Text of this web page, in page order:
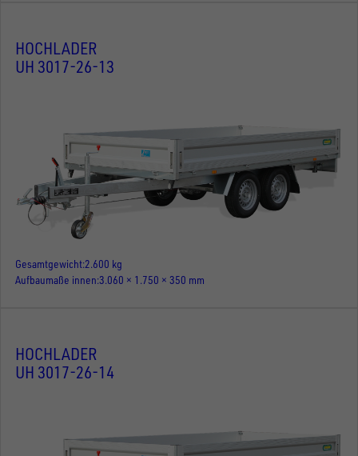
HOCHLADER
UH 3017-26-13
Gesamtgewicht 2.600 kg
Aufbaumaße innen 3.060 × 1.750 × 350 mm
HOCHLADER
UH 3017-26-14